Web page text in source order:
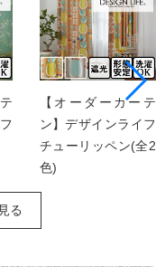
【オーダーカーテ
ン】デザインライフ
チューリッペン(全2
色)
る